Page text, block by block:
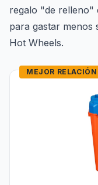
regalo "de relleno"
para gastar menos
Hot Wheels.
MEJOR